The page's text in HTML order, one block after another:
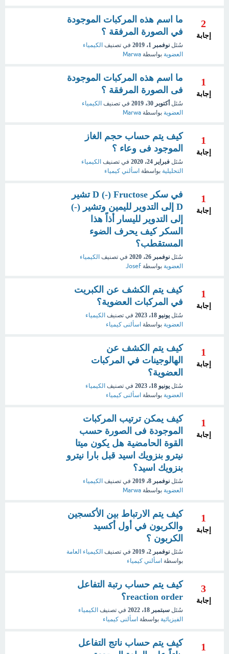
2
إجابة
ما اسم هذه المركبات الموجودة
في الصورة المرفقة ؟
سُئل نوفمبر 1، 2019 في تصنيف الكيمياء
العضوية بواسطة Marwa
1
إجابة
ما اسم هذه المركبات الموجودة
فى الصورة المرفقة ؟
سُئل أكتوبر 30، 2019 في تصنيف الكيمياء
العضوية بواسطة Marwa
1
إجابة
كيف يتم حساب حجم الغاز
الموجود فى وعاء ؟
سُئل فبراير 24، 2020 في تصنيف الكيمياء
التحليلية بواسطة اسألني كيمياء
1
إجابة
في سكر D (-) Fructose تشير
D إلى التدوير لليمين وتشير (-)
إلى التدوير لليسار أذاً هذا
السكر كيف يحرف الضوء
المستقطب؟
سُئل نوفمبر 26، 2020 في تصنيف الكيمياء
العضوية بواسطة Josef
1
إجابة
كيف يتم الكشف عن الكبريت
في المركبات العضوية؟
سُئل يونيو 18، 2023 في تصنيف الكيمياء
العضوية بواسطة اسألنى كيمياء
1
إجابة
كيف يتم الكشف عن
الهالوجينات في المركبات
العضوية؟
سُئل يونيو 18، 2023 في تصنيف الكيمياء
العضوية بواسطة اسألنى كيمياء
1
إجابة
كيف يمكن ترتيب المركبات
الموجودة فى الصورة حسب
القوة الحامضية هل يكون ميتا
نيترو بنزويك اسيد قبل بارا نيترو
بنزويك اسيد؟
سُئل نوفمبر 8، 2019 في تصنيف الكيمياء
العضوية بواسطة Marwa
1
إجابة
كيف يتم الارتباط بين الأكسجين
والكربون في أول أكسيد
الكربون ؟
سُئل نوفمبر 2، 2019 في تصنيف الكيمياء العامة
بواسطة اسألني كيمياء
3
إجابة
كيف يتم حساب رتبة التفاعل
reaction order؟
سُئل سبتمبر 18، 2022 في تصنيف الكيمياء
الفيزيائية بواسطة اسألنى كيمياء
1
كيف يتم حساب ناتج التفاعل